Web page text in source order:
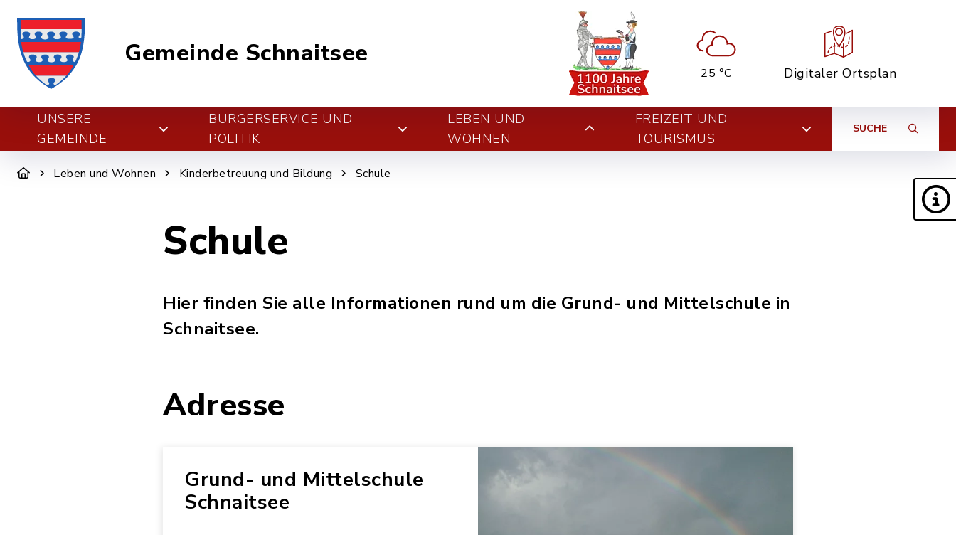
Gemeinde Schnaitsee
25 °C Digitaler Ortsplan
UNSERE
GEMEINDE
BÜRGERSERVICE UND
POLITIK
LEBEN UND
WOHNEN
FREIZEIT UND
TOURISMUS
SUCHE
Leben und Wohnen Kinderbetreuung und Bildung Schule
Schule
Hier finden Sie alle Informationen rund um die Grund- und Mittelschule in
Schnaitsee.
Adresse
Grund- und Mittelschule
Schnaitsee